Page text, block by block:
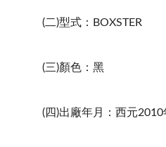
(二)型式：BOXSTER
(三)顏色：黑
(四)出廠年月：西元2010